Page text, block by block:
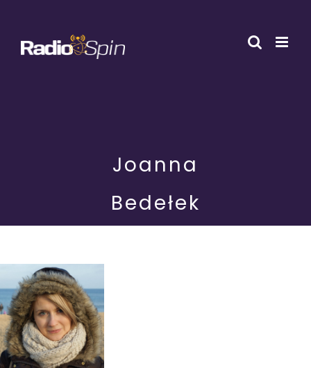
zawartości
Joanna
Bedełek